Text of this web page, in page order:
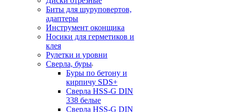
Биты для шуруповертов,
адаптеры
Инструмент оконщика
Носики для герметиков и
клея
Рулетки и уровни
Сверла, буры
Буры по бетону и
кирпичу SDS+
Сверла HSS-G DIN
338 белые
Сверла HSS-G DIN